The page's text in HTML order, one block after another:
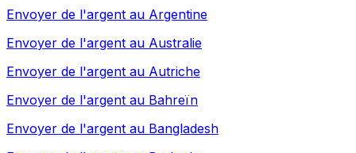
Envoyer de l'argent au Argentine
Envoyer de l'argent au Australie
Envoyer de l'argent au Autriche
Envoyer de l'argent au Bahreïn
Envoyer de l'argent au Bangladesh